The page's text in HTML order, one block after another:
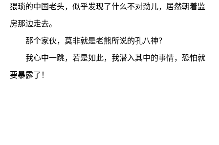
猥琐的中国老头，似乎发现了什么不对劲儿，居然朝着监
房那边走去。
那个家伙，莫非就是老熊所说的孔八神？
我心中一跳，若是如此，我潜入其中的事情，恐怕就
要暴露了！